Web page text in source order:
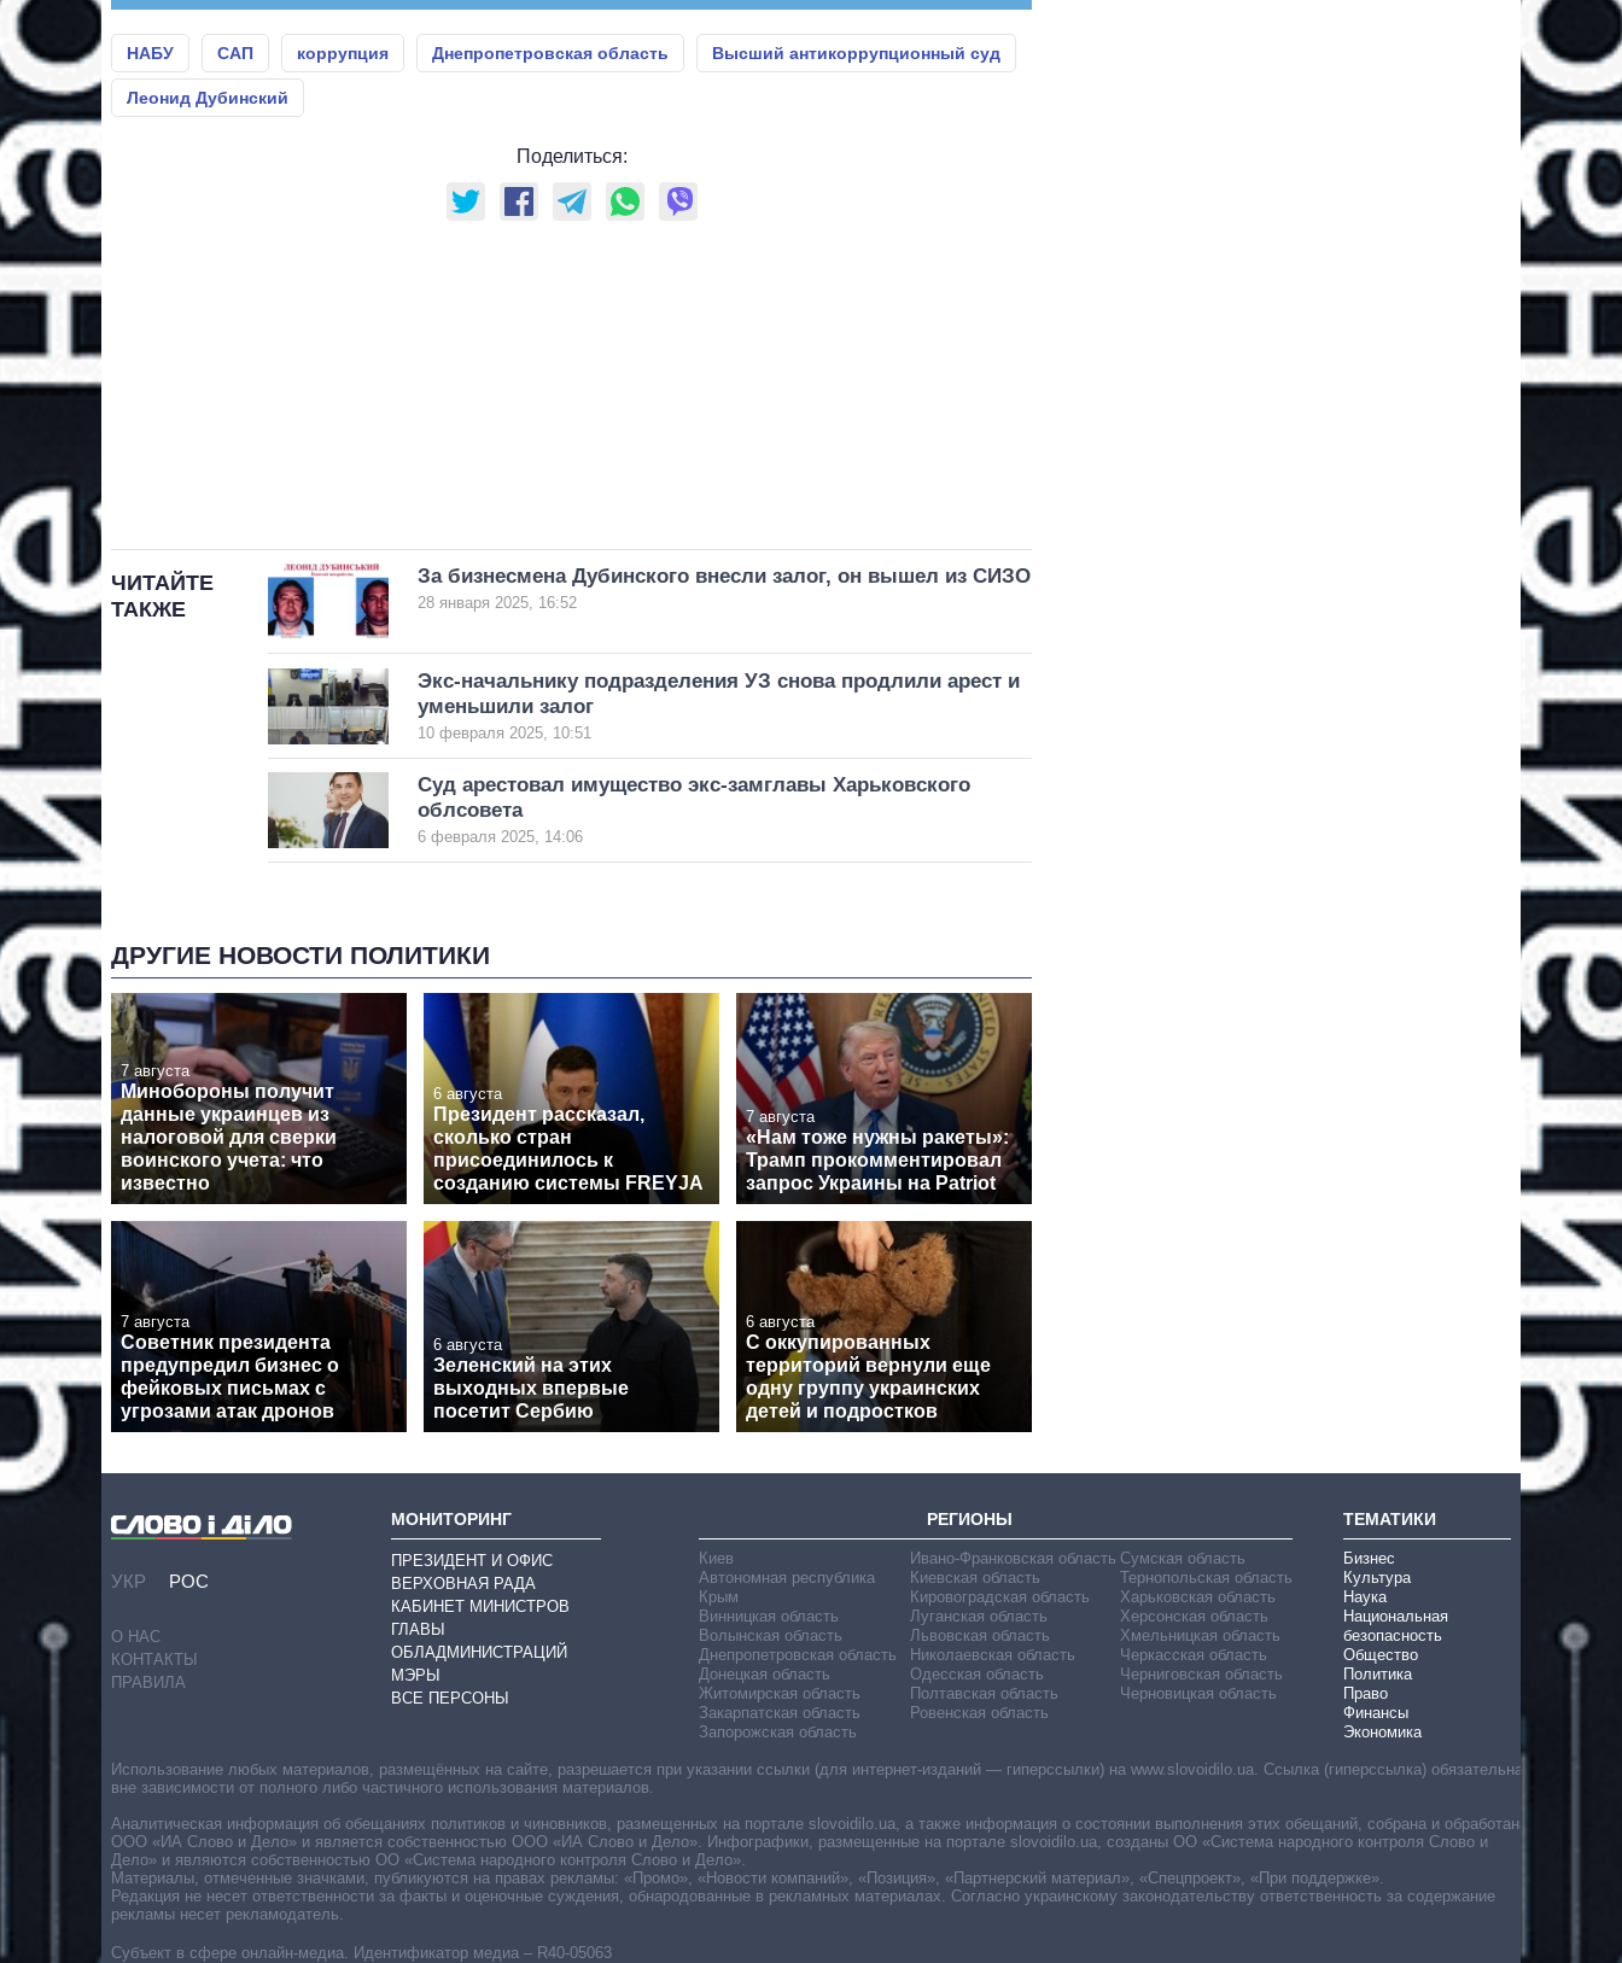
НАБУ САП коррупция Днепропетровская область Высший антикоррупционный суд
Леонид Дубинский
Поделиться:
ЧИТАЙТЕ
ТАКЖЕ
За бизнесмена Дубинского внесли залог, он вышел из СИЗО
28 января 2025, 16:52
Экс-начальнику подразделения УЗ снова продлили арест и
уменьшили залог
10 февраля 2025, 10:51
Суд арестовал имущество экс-замглавы Харьковского
облсовета
6 февраля 2025, 14:06
ДРУГИЕ НОВОСТИ ПОЛИТИКИ
7 августа
Минобороны получит
данные украинцев из
налоговой для сверки
воинского учета: что
известно
6 августа
Президент рассказал,
сколько стран
присоединилось к
созданию системы FREYJA
7 августа
«Нам тоже нужны ракеты»:
Трамп прокомментировал
запрос Украины на Patriot
7 августа
Советник президента
предупредил бизнес о
фейковых письмах с
угрозами атак дронов
6 августа
Зеленский на этих
выходных впервые
посетит Сербию
6 августа
С оккупированных
территорий вернули еще
одну группу украинских
детей и подростков
УКР РОС
О НАС
КОНТАКТЫ
ПРАВИЛА
МОНИТОРИНГ
ПРЕЗИДЕНТ И ОФИС
ВЕРХОВНАЯ РАДА
КАБИНЕТ МИНИСТРОВ
ГЛАВЫ
ОБЛАДМИНИСТРАЦИЙ
МЭРЫ
ВСЕ ПЕРСОНЫ
РЕГИОНЫ
Киев
Автономная республика
Крым
Винницкая область
Волынская область
Днепропетровская область
Донецкая область
Житомирская область
Закарпатская область
Запорожская область
Ивано-Франковская область
Киевская область
Кировоградская область
Луганская область
Львовская область
Николаевская область
Одесская область
Полтавская область
Ровенская область
Сумская область
Тернопольская область
Харьковская область
Херсонская область
Хмельницкая область
Черкасская область
Черниговская область
Черновицкая область
ТЕМАТИКИ
Бизнес
Культура
Наука
Национальная
безопасность
Общество
Политика
Право
Финансы
Экономика
Субъект в сфере онлайн-медиа. Идентификатор медиа – R40-05063
Использование любых материалов, размещённых на сайте, разрешается при указании ссылки (для интернет-изданий — гиперссылки) на www.slovoidilo.ua. Ссылка (гиперссылка) обязательна
вне зависимости от полного либо частичного использования материалов.
Аналитическая информация об обещаниях политиков и чиновников, размещенных на портале slovoidilo.ua, а также информация о состоянии выполнения этих обещаний, собрана и обработана
ООО «ИА Слово и Дело» и является собственностью ООО «ИА Слово и Дело». Инфографики, размещенные на портале slovoidilo.ua, созданы ОО «Система народного контроля Слово и
Дело» и являются собственностью ОО «Система народного контроля Слово и Дело».
Материалы, отмеченные значками, публикуются на правах рекламы: «Промо», «Новости компаний», «Позиция», «Партнерский материал», «Спецпроект», «При поддержке».
Редакция не несет ответственности за факты и оценочные суждения, обнародованные в рекламных материалах. Согласно украинскому законодательству ответственность за содержание
рекламы несет рекламодатель.